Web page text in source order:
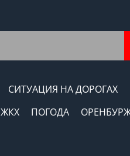
СИТУАЦИЯ НА ДОРОГАХ
ЖКХ ПОГОДА